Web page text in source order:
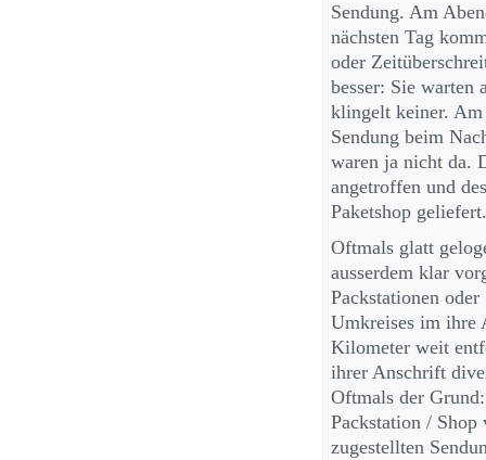
Sendung. Am
nächsten Tag
oder
besser: Sie warten
klingelt keiner. Am
Sendung beim
waren ja nicht da.
angetroffen und
Paketshop geliefert.
Oftmals glatt
ausserdem klar
Packstationen
Umkreises im ihre
Kilometer weit
ihrer Anschrift
Oftmals der
Packstation /
zugestellten